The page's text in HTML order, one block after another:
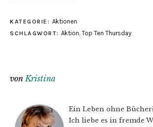
KATEGORIE: Aktionen
SCHLAGWORT: Aktion, Top Ten Thursday
vonKristina
Ein Leben ohne
Ich liebe es in fremde